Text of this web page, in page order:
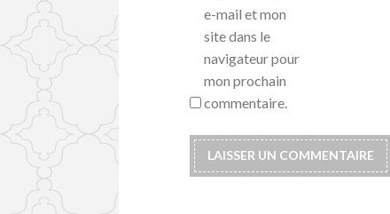
e-mail et mon
site dans le
navigateur pour
mon prochain
commentaire.